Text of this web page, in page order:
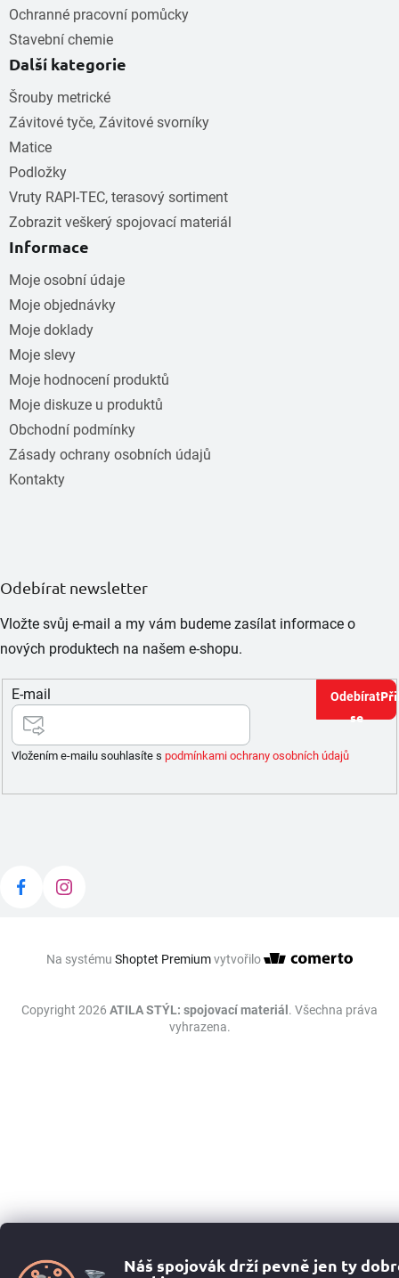
Náš spojovák drží pevně jen ty
Ochranné pracovní pomůcky
Stavební chemie
Další kategorie
Šrouby metrické
Závitové tyče, Závitové svorníky
Matice
Podložky
Vruty RAPI-TEC, terasový sortiment
Zobrazit veškerý spojovací materiál
Informace
Moje osobní údaje
Moje objednávky
Moje doklady
Moje slevy
Moje hodnocení produktů
Moje diskuze u produktů
Obchodní podmínky
Zásady ochrany osobních údajů
Kontakty
Odebírat newsletter
Vložte svůj e-mail a my vám budeme zasílat informace o
nových produktech na našem e-shopu.
E-mail
Vložením e-mailu souhlasíte s podmínkami ochrany osobních údajů
se
Na systému Shoptet Premiumvytvořilo
Copyright 2026 ATILA STÝL: spojovací materiál . Všechna práva
vyhrazena.